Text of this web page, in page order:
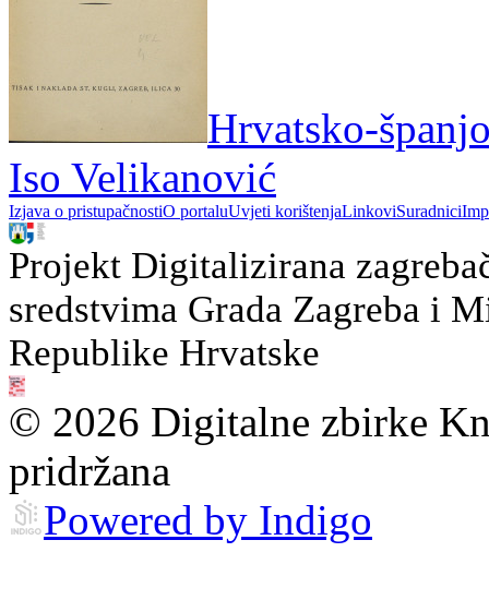
Hrvatsko-
Iso Velikanović
Izjava o pristupačnostiO portaluUvjeti korištenjaLinkoviSuradnici
Projekt Digitalizirana
sredstvima Grada Zagreba i
Republike Hrvatske
© 2026 Digitalne zbirke
pridržana
Powered by Indigo